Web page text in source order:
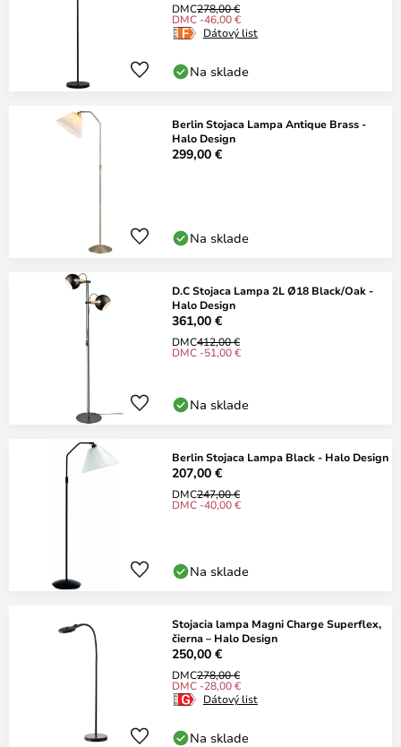
DMC278,00 €
DMC -46,00 €
Dátový list
Na sklade
Berlin Stojaca Lampa Antique Brass -
Halo Design
299,00 €
Na sklade
D.C Stojaca Lampa 2L Ø18 Black/Oak -
Halo Design
361,00 €
DMC412,00 €
DMC -51,00 €
Na sklade
Berlin Stojaca Lampa Black - Halo Design
207,00 €
DMC247,00 €
DMC -40,00 €
Na sklade
Stojacia lampa Magni Charge Superflex,
čierna – Halo Design
250,00 €
DMC278,00 €
DMC -28,00 €
Dátový list
Na sklade